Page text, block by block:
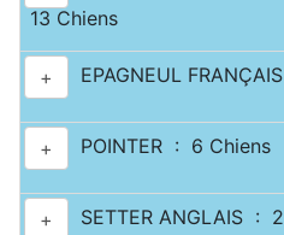
13 Chiens
+ EPAGNEUL
+ POINTER : 6 Chiens
+ SETTER ANGLAIS :